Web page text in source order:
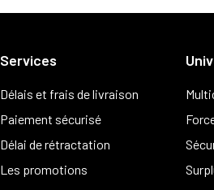
Services
Délais et frais de livraison
Paiement sécurisé
Délai de rétractation
Les promotions